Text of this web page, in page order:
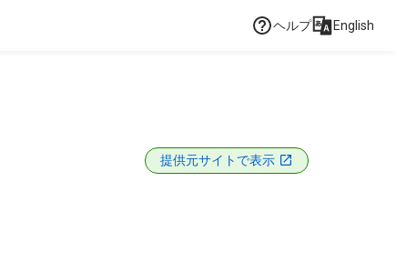
ヘルプ English
提供元サイトで表示